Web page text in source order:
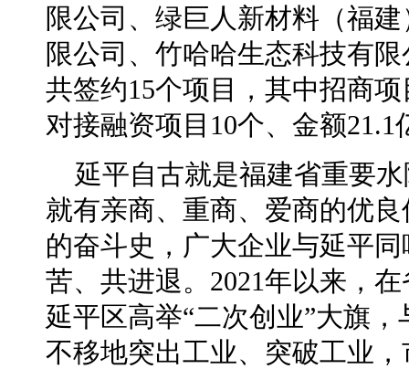
限公司、绿巨人新材料（福
限公司、竹哈哈生态科技有
共签约15个项目，其中招商
对接融资项目10个、金额21.1
延平自古就是福建省重要
就有亲商、重商、爱商的优
的奋斗史，广大企业与延平
苦、共进退。2021年以来，
延平区高举“二次创业”大旗
不移地突出工业、突破工业